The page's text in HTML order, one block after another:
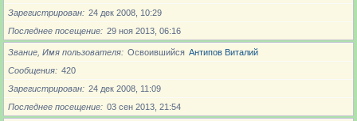
Зарегистрирован
24 дек 2008, 10:29
Последнее посещение
29 ноя 2013, 06:16
Звание, Имя пользователя Освоившийся Антипов Виталий
Сообщения
420
Зарегистрирован
24 дек 2008, 11:09
Последнее посещение
03 сен 2013, 21:54